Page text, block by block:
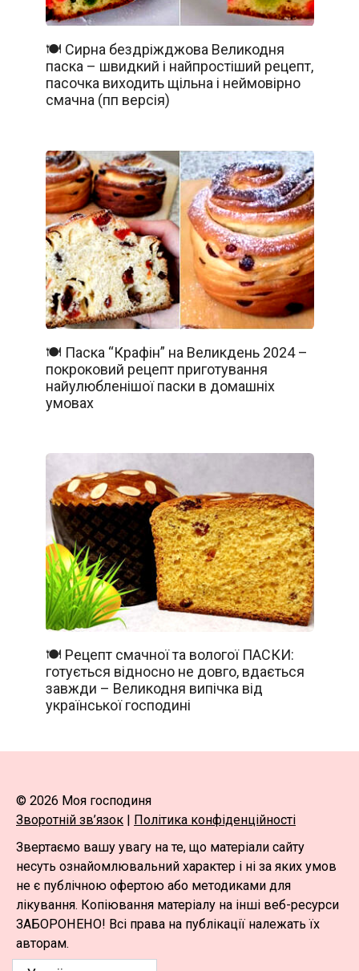
🍽️ Сирна бездріжджова Великодня
паска – швидкий і найпростіший рецепт,
пасочка виходить щільна і неймовірно
смачна (пп версія)
🍽️ Паска “Крафін” на Великдень 2024 –
покроковий рецепт приготування
найулюбленішої паски в домашніх
умовах
🍽️ Рецепт смачної та вологої ПАСКИ:
готується відносно не довго, вдається
завжди – Великодня випічка від
української господині
© 2026 Моя господиня
Зворотній зв’язок
Політика конфіденційності
Звертаємо вашу увагу на те, що матеріали сайту
несуть ознайомлювальний характер і ні за яких умов
не є публічною офертою або методиками для
лікування. Копіювання матеріалу на інші веб-ресурси
ЗАБОРОНЕНО! Всі права на публікації належать їх
авторам.